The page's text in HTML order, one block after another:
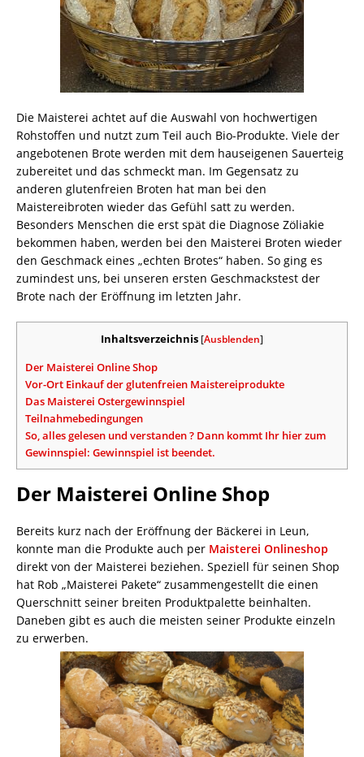
Die Maisterei achtet auf die Auswahl von hochwertigen
Rohstoffen und nutzt zum Teil auch Bio-Produkte. Viele der
angebotenen Brote werden mit dem hauseigenen Sauerteig
zubereitet und das schmeckt man. Im Gegensatz zu
anderen glutenfreien Broten hat man bei den
Maistereibroten wieder das Gefühl satt zu werden.
Besonders Menschen die erst spät die Diagnose Zöliakie
bekommen haben, werden bei den Maisterei Broten wieder
den Geschmack eines „echten Brotes“ haben. So ging es
zumindest uns, bei unseren ersten Geschmackstest der
Brote nach der Eröffnung im letzten Jahr.
Inhaltsverzeichnis [Ausblenden]
Der Maisterei Online Shop
Vor-Ort Einkauf der glutenfreien Maistereiprodukte
Das Maisterei Ostergewinnspiel
Teilnahmebedingungen
So, alles gelesen und verstanden ? Dann kommt Ihr hier zum
Gewinnspiel: Gewinnspiel ist beendet.
Der Maisterei Online Shop
Bereits kurz nach der Eröffnung der Bäckerei in Leun,
konnte man die Produkte auch per Maisterei Onlineshop
direkt von der Maisterei beziehen. Speziell für seinen Shop
hat Rob „Maisterei Pakete“ zusammengestellt die einen
Querschnitt seiner breiten Produktpalette beinhalten.
Daneben gibt es auch die meisten seiner Produkte einzeln
zu erwerben.